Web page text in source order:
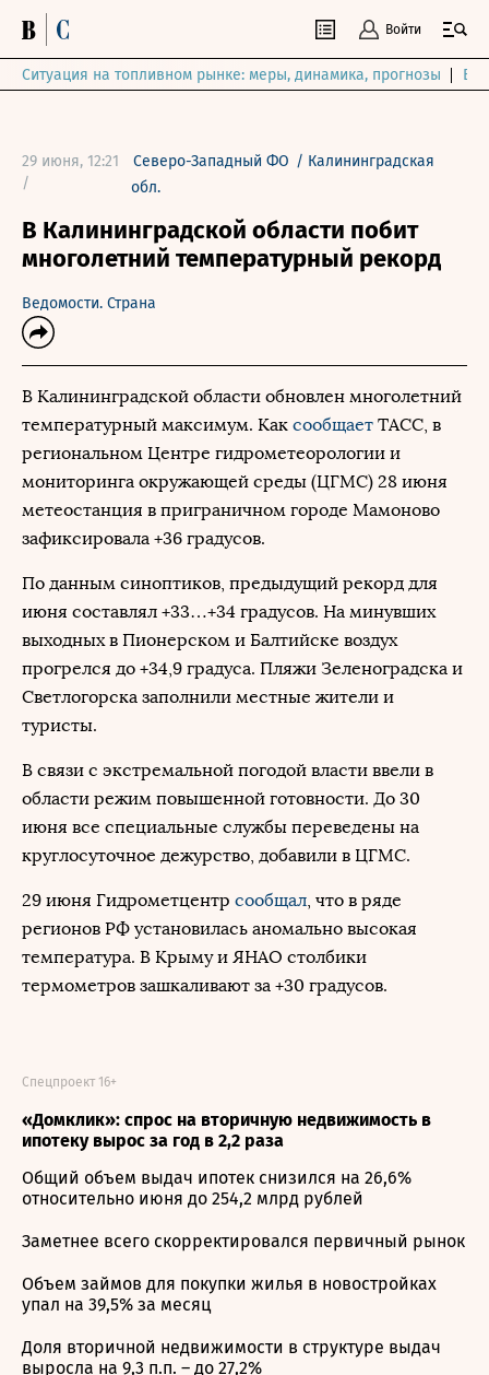
Войти
Ситуация на топливном рынке: меры, динамика, прогнозы
29 июня, 12:21
/
Северо-Западный ФО / Калининградская
обл.
В Калининградской области побит
многолетний температурный рекорд
Ведомости. Страна
В Калининградской области обновлен многолетний
температурный максимум. Как сообщает ТАСС, в
региональном Центре гидрометеорологии и
мониторинга окружающей среды (ЦГМС) 28 июня
метеостанция в приграничном городе Мамоново
зафиксировала +36 градусов.
По данным синоптиков, предыдущий рекорд для
июня составлял +33…+34 градусов. На минувших
выходных в Пионерском и Балтийске воздух
прогрелся до +34,9 градуса. Пляжи Зеленоградска и
Светлогорска заполнили местные жители и
туристы.
В связи с экстремальной погодой власти ввели в
области режим повышенной готовности. До 30
июня все специальные службы переведены на
круглосуточное дежурство, добавили в ЦГМС.
29 июня Гидрометцентр сообщал, что в ряде
регионов РФ установилась аномально высокая
температура. В Крыму и ЯНАО столбики
термометров зашкаливают за +30 градусов.
«Домклик»: спрос на вторичную недвижимость в
ипотеку вырос за год в 2,2 раза
Спецпроект 16+
Общий объем выдач ипотек снизился на 26,6%
относительно июня до 254,2 млрд рублей
Заметнее всего скорректировался первичный рынок
Объем займов для покупки жилья в новостройках
упал на 39,5% за месяц
Доля вторичной недвижимости в структуре выдач
выросла на 9,3 п.п. – до 27,2%